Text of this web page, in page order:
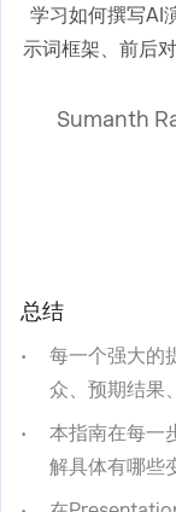
学习如何撰写AI
示词框架、前后
Sumanth
总结
每一个强大的
众、预期结果
本指南在每一
解具体有哪些